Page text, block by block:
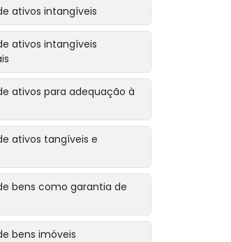
ativos intangíveis
ativos intangíveis
ativos para adequação à
ativos tangíveis e
bens como garantia de
bens imóveis